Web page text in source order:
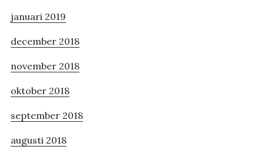
januari 2019
december 2018
november 2018
oktober 2018
september 2018
augusti 2018